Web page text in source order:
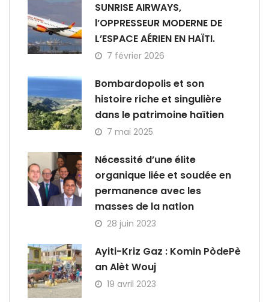
SUNRISE AIRWAYS,
l’OPPRESSEUR MODERNE DE
L’ESPACE AÉRIEN EN HAÏTI.
7 février 2026
Bombardopolis et son
histoire riche et singulière
dans le patrimoine haïtien
7 mai 2025
Nécessité d’une élite
organique liée et soudée en
permanence avec les
masses de la nation
28 juin 2023
Ayiti-Kriz Gaz : Komin PòdePè
an Alèt Wouj
19 avril 2023